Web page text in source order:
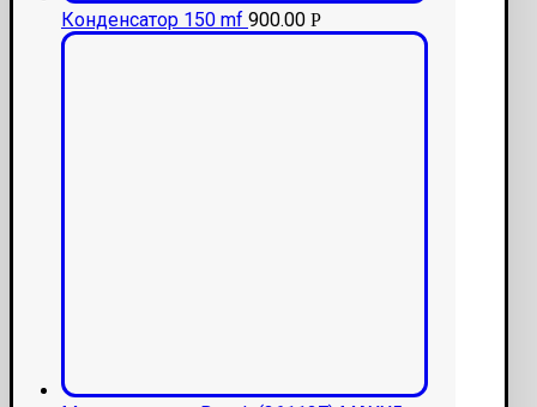
Конденсатор 150 mf 900.00 Р